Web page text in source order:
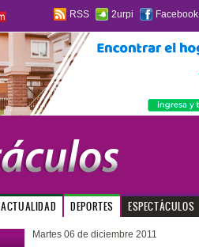
RSS 2urpi Facebook
ACTUALIDAD DEPORTES ESPECTÁCULOS
Martes 06 de diciembre 2011